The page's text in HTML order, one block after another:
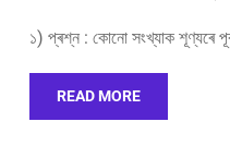
১) প্ৰশ্ন : কোনো সংখ্যাক শূণ্যৰে
READ MORE